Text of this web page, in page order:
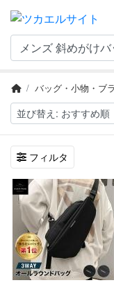
バッグ・小物・ブ
フィルタ